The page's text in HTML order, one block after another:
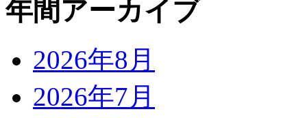
年間アーカイブ
2026年8月
2026年7月